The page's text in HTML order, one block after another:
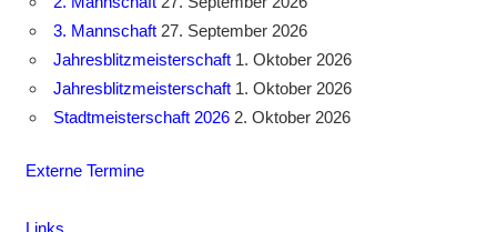
3. Mannschaft 27. September 2026
Jahresblitzmeisterschaft 1. Oktober 2026
Jahresblitzmeisterschaft 1. Oktober 2026
Stadtmeisterschaft 2026 2. Oktober 2026
Externe Termine
Links